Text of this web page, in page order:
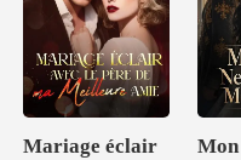
Mariage éclair
Mon